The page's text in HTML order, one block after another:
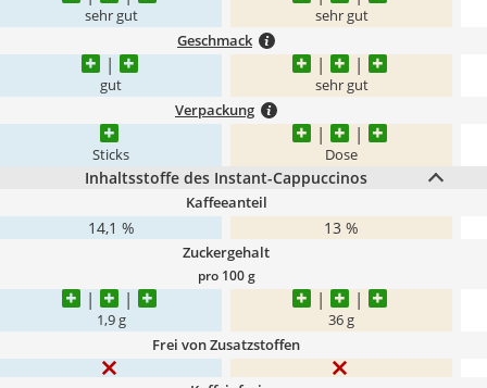
sehr gut sehr gut
Geschmack
gut sehr gut
Verpackung
Sticks Dose
Inhaltsstoffe des Instant-Cappuccinos
Kaffeeanteil
14,1 % 13 %
Zuckergehalt
pro 100 g
1,9 g 36 g
Frei von Zusatzstoffen